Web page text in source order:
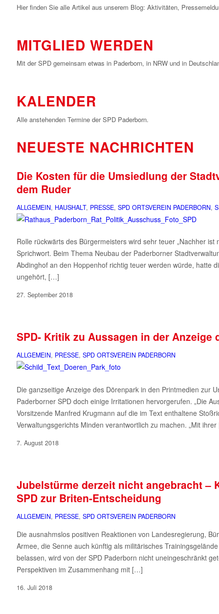
Hier finden Sie alle Artikel aus unserem Blog: Aktivitäten,
MITGLIED WERDEN
Mit der SPD gemeinsam etwas in Paderborn, in NRW und in
KALENDER
Alle anstehenden Termine der SPD Paderborn.
NEUESTE NACHRICHTEN
Die Kosten für die Umsiedlung der
dem Ruder
ALLGEMEIN, HAUSHALT, PRESSE, SPD ORTSVEREIN PADERBORN,
Rolle rückwärts des Bürgermeisters wird sehr teuer „Nachher
Sprichwort. Beim Thema Neubau der Paderborner
Abdinghof an den Hoppenhof richtig teuer werden würde, hatte
ungehört, […]
27. September 2018
SPD- Kritik zu Aussagen in der Anzeige
ALLGEMEIN, PRESSE, SPD ORTSVEREIN PADERBORN
Die ganzseitige Anzeige des Dörenpark in den Printmedien zur
Paderborner SPD doch einige Irritationen hervorgerufen. „Die
Vorsitzende Manfred Krugmann auf die im Text enthaltene
Verwaltungsgerichts Minden verantwortlich zu machen. „Mit
7. August 2018
Jubelstürme derzeit nicht angebracht –
SPD zur Briten-Entscheidung
ALLGEMEIN, PRESSE, SPD ORTSVEREIN PADERBORN
Die ausnahmslos positiven Reaktionen von Landesregierung,
Armee, die Senne auch künftig als militärisches
belassen, wird von der SPD Paderborn nicht uneingeschränkt
Perspektiven im Zusammenhang mit […]
16. Juli 2018